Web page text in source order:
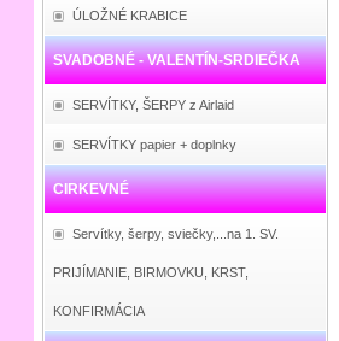
ÚLOŽNÉ KRABICE
SVADOBNÉ - VALENTÍN-SRDIEČKA
SERVÍTKY, ŠERPY z Airlaid
SERVÍTKY papier + doplnky
CIRKEVNÉ
Servítky, šerpy, sviečky,...na 1. SV.
PRIJÍMANIE, BIRMOVKU, KRST,
KONFIRMÁCIA